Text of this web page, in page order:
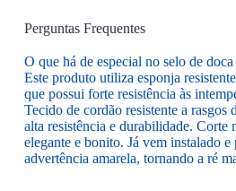
Perguntas Frequentes
O que há de especial no selo de
Este produto utiliza esponja
que possui forte resistência às
Tecido de cordão resistente a rasgos
alta resistência e durabilidade. Corte
elegante e bonito. Já vem instalado e
advertência amarela, tornando a ré